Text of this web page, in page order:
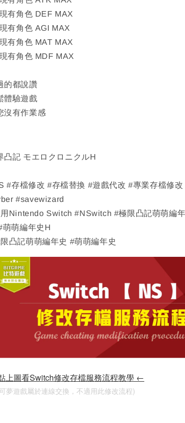
有角色 DEF MAX
有角色 AGI MAX
有角色 MAT MAX
有角色 MDF MAX
的都說讚
體驗遊戲
沒有作業感
凸記 モエロクロニクルH
#存檔修改 #存檔替換 #遊戲代改 #專業存檔修改
#savewizard
Nintendo Switch #NSwitch #極限凸記萌萌編
萌萌編年史H
凸記萌萌編年史 #萌萌編年史
上圖看Switch修改存檔服務流程教學 ←
夢遊戲屬於連線交換，不適用此修改流程)